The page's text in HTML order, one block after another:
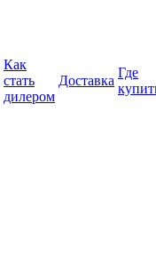
Как
стать
дилером
Доставка
Где